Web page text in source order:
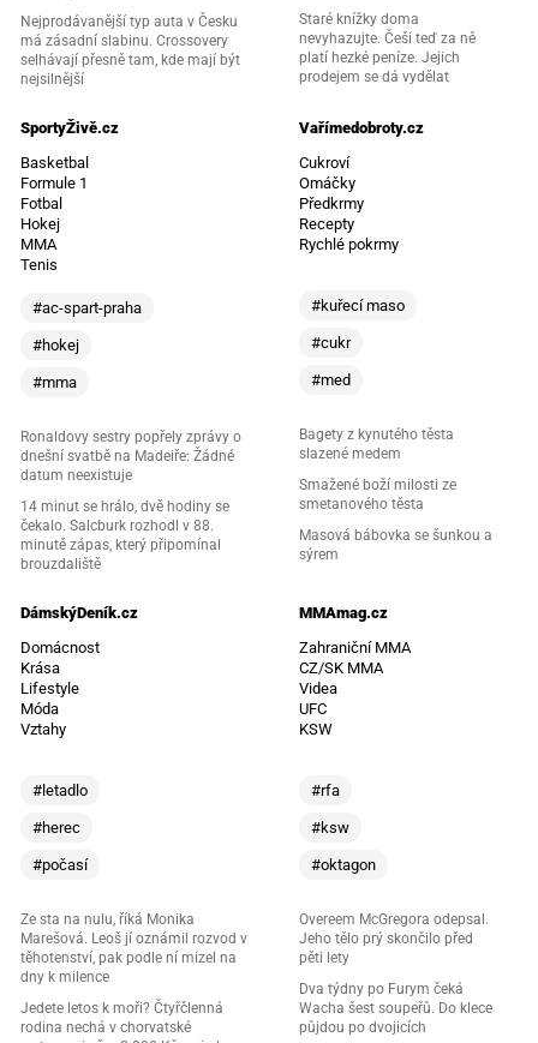
Nejprodávanější typ auta v Česku
má zásadní slabinu. Crossovery
selhávají přesně tam, kde mají být
nejsilnější
Staré knížky doma
nevyhazujte. Češi teď za ně
platí hezké peníze. Jejich
prodejem se dá vydělat
SportyŽivě.cz
Basketbal
Formule 1
Fotbal
Hokej
MMA
Tenis
#ac-spart-praha
#hokej
#mma
Ronaldovy sestry popřely zprávy o
dnešní svatbě na Madeiře: Žádné
datum neexistuje
14 minut se hrálo, dvě hodiny se
čekalo. Salcburk rozhodl v 88.
minutě zápas, který připomínal
brouzdaliště
Vařímedobroty.cz
Cukroví
Omáčky
Předkrmy
Recepty
Rychlé pokrmy
#kuřecí maso
#cukr
#med
Bagety z kynutého těsta
slazené medem
Smažené boží milosti ze
smetanového těsta
Masová bábovka se šunkou a
sýrem
DámskýDeník.cz
Domácnost
Krása
Lifestyle
Móda
Vztahy
#letadlo
#herec
#počasí
Ze sta na nulu, říká Monika
Marešová. Leoš jí oznámil rozvod v
těhotenství, pak podle ní mizel na
dny k milence
Jedete letos k moři? Čtyřčlenná
rodina nechá v chorvatské
MMAmag.cz
Zahraniční MMA
CZ/SK MMA
Videa
UFC
KSW
#rfa
#ksw
#oktagon
Overeem McGregora odepsal.
Jeho tělo prý skončilo před
pěti lety
Dva týdny po Furym čeká
Wacha šest soupeřů. Do klece
půjdou po dvojicích